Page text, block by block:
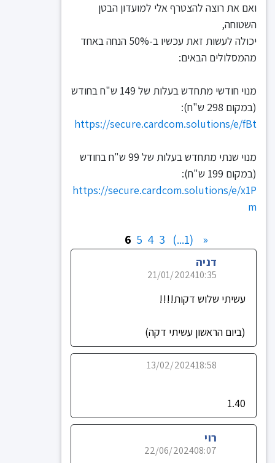
ואם את רוצה להצטרף אלי למועדון הבטן
השטוחה,
יכולה לעשות זאת עכשיו ב-50% הנחה באחד
מהמסלולים הבאים:
מנוי חודשי מתחדש בעלות של 149 ש"ח בחודש
(במקום 298 ש"ח):
https://secure.cardcom.solutions/e/fBt
מנוי שנתי מתחדש בעלות של 99 ש"ח בחודש
(במקום 199 ש"ח):
https://secure.cardcom.solutions/e/x1P
m
«
(1...)
3
4
5
6
דניה
10:35
21/01/2024
עשיתי שלוש דקות!!!!
(ביום הראשון עשיתי דקה)
18:58
13/02/2024
1.40
רוי
08:07
22/06/2024